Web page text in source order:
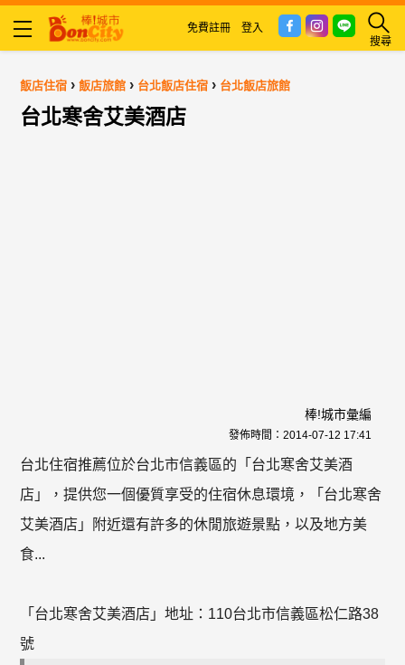
搜尋
免費註冊 登入
飯店住宿 ›飯店旅館 › 台北飯店住宿 › 台北飯店旅館
台北寒舍艾美酒店
棒!城市彙編
發佈時間： 2014-07-12 17:41
台北住宿推薦位於台北市信義區的「台北寒舍艾美酒
店」，提供您一個優質享受的住宿休息環境，「台北寒舍
艾美酒店」附近還有許多的休閒旅遊景點，以及地方美
食...
「台北寒舍艾美酒店」地址：110台北市信義區松仁路38
號